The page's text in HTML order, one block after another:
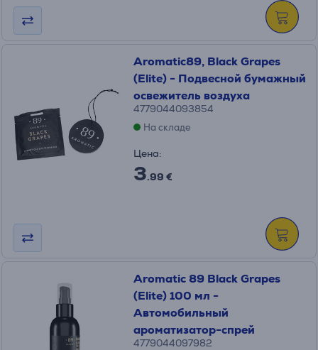
Aromatic89, Black Grapes
(Elite) - Подвесной бумажный
освежитель воздуха
4779044093854
На складе
Цена:
3.99 €
Aromatic 89 Black Grapes
(Elite) 100 мл -
Автомобильный
ароматизатор-спрей
4779044097982